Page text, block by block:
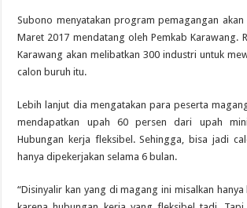
Subono menyatakan program pemagangan
Maret 2017 mendatang oleh Pemkab Karawang.
Karawang akan melibatkan 300 industri untuk
calon buruh itu.
Lebih lanjut dia mengatakan para peserta
mendapatkan upah 60 persen dari upah
Hubungan kerja fleksibel. Sehingga, bisa jadi
hanya dipekerjakan selama 6 bulan.
“Disinyalir kan yang di magang ini misalkan hanya